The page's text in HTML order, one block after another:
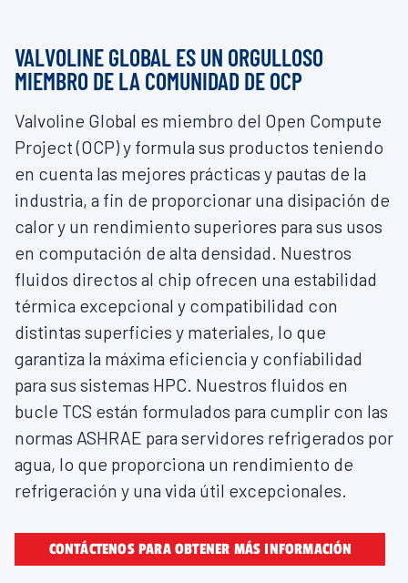
VALVOLINE GLOBAL ES UN ORGULLOSO
MIEMBRO DE LA COMUNIDAD DE OCP
Valvoline Global es miembro del Open Compute
Project (OCP) y formula sus productos teniendo
en cuenta las mejores prácticas y pautas de la
industria, a fin de proporcionar una disipación de
calor y un rendimiento superiores para sus usos
en computación de alta densidad. Nuestros
fluidos directos al chip ofrecen una estabilidad
térmica excepcional y compatibilidad con
distintas superficies y materiales, lo que
garantiza la máxima eficiencia y confiabilidad
para sus sistemas HPC. Nuestros fluidos en
bucle TCS están formulados para cumplir con las
normas ASHRAE para servidores refrigerados por
agua, lo que proporciona un rendimiento de
refrigeración y una vida útil excepcionales.
CONTÁCTENOS PARA OBTENER MÁS INFORMACIÓN